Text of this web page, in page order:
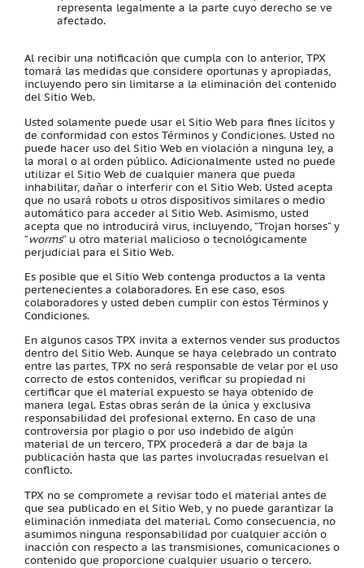
representa legalmente a la parte cuyo derecho se ve
afectado.
Al recibir una notificación que cumpla con lo anterior, TPX
tomará las medidas que considere oportunas y apropiadas,
incluyendo pero sin limitarse a la eliminación del contenido
del Sitio Web.
Usted solamente puede usar el Sitio Web para fines lícitos y
de conformidad con estos Términos y Condiciones. Usted no
puede hacer uso del Sitio Web en violación a ninguna ley, a
la moral o al orden público. Adicionalmente usted no puede
utilizar el Sitio Web de cualquier manera que pueda
inhabilitar, dañar o interferir con el Sitio Web. Usted acepta
que no usará robots u otros dispositivos similares o medio
automático para acceder al Sitio Web. Asimismo, usted
acepta que no introducirá virus, incluyendo, “Trojan horses” y
“worms” u otro material malicioso o tecnológicamente
perjudicial para el Sitio Web.
Es posible que el Sitio Web contenga productos a la venta
pertenecientes a colaboradores. En ese caso, esos
colaboradores y usted deben cumplir con estos Términos y
Condiciones.
En algunos casos TPX invita a externos vender sus productos
dentro del Sitio Web. Aunque se haya celebrado un contrato
entre las partes, TPX no será responsable de velar por el uso
correcto de estos contenidos, verificar su propiedad ni
certificar que el material expuesto se haya obtenido de
manera legal. Estas obras serán de la única y exclusiva
responsabilidad del profesional externo. En caso de una
controversia por plagio o por uso indebido de algún
material de un tercero, TPX procederá a dar de baja la
publicación hasta que las partes involucradas resuelvan el
conflicto.
TPX no se compromete a revisar todo el material antes de
que sea publicado en el Sitio Web, y no puede garantizar la
eliminación inmediata del material. Como consecuencia, no
asumimos ninguna responsabilidad por cualquier acción o
inacción con respecto a las transmisiones, comunicaciones o
contenido que proporcione cualquier usuario o tercero.